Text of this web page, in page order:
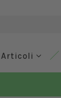
Articoli